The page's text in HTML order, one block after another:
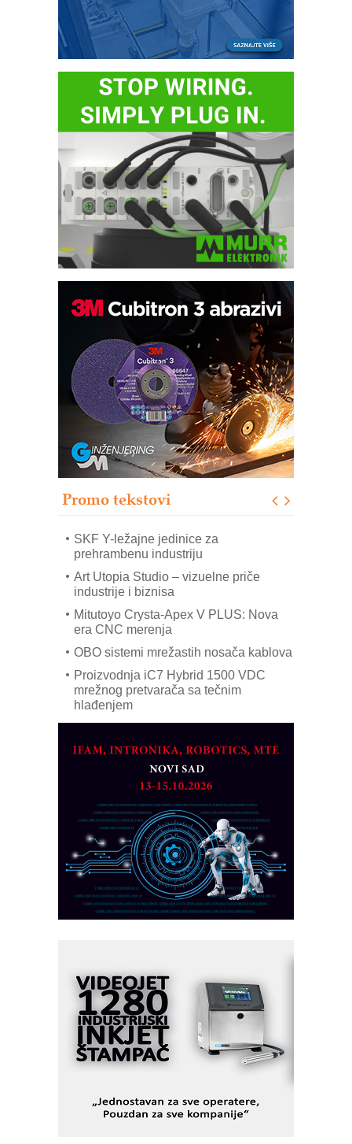
Promo tekstovi
Efikasno upravljanje energijom
Automatizacija pakovanja · Display
(Shelf-Ready) omotnice
Potpuna efikasnost bez složenih
sistema
Trajna oznaka kao dugoročna korist
Bezbednost na prvom mestu!
– Pametna signalizacija za efikasnije
SKF Y-ležajne jedinice za
prehrambenu industriju
Art Utopia Studio – vizuelne priče
industrije i biznisa
Mitutoyo Crysta-Apex V PLUS: Nova
era CNC merenja
OBO sistemi mrežastih nosača kablova
Proizvodnja iC7 Hybrid 1500 VDC
mrežnog pretvarača sa tečnim
hlađenjem
EVOKS Maintenance Management
ROSA i SCHUNK podižu proizvodnju
Detekcija različitih oblika
MAREX - Lim i mašine za savremena
rešenja
Marcom-plast d.o.o.- vaš pouzdan
partner
CTO - Prilagodite svoju toplinsku
AUKOM: Svetski standard metrologije
dostupan u Srbiji
MOTOMAN – NEXT-Robotika vođena
veštačkom inteligencijom
Fleksibilno stezanje i brzo
KIP KOP – napredna rešenja za
savremene industrijske i logističke